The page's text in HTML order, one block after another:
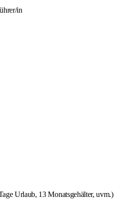
in
Urlaub, 13 Monatsgehälter, uvm.)